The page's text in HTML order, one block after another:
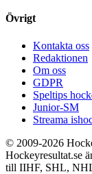
Övrigt
Kontakta oss
Redaktionen
Om oss
GDPR
Speltips
Junior-SM
Streama
© 2009-2026
Hockeyresultat.se
till IIHF, SHL, NHL